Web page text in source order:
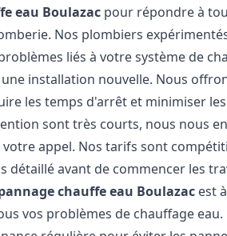
eau Boulazac pour répondre à
Nos plombiers
liés à votre système de
installation nouvelle. Nous
les temps d'arrêt et minimiser
sont très courts, nous nous
appel. Nos tarifs sont
détaillé avant de commencer les
chauffe eau Boulazac est
vos problèmes de chauffage